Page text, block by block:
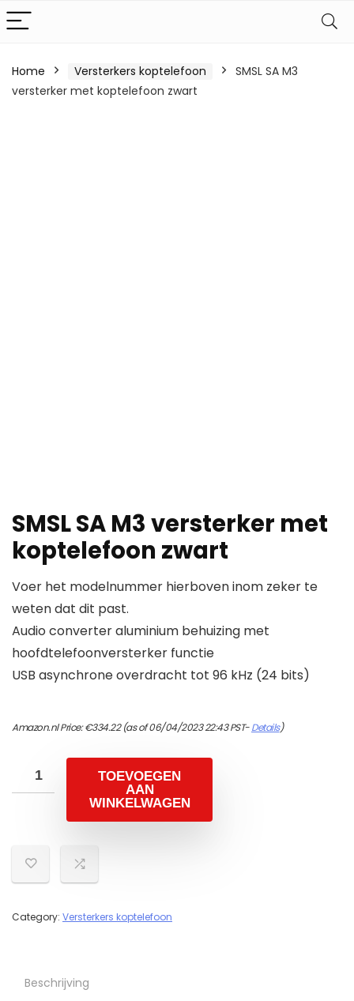
Home Versterkers koptelefoon
SMSL SA M3
versterker met koptelefoon zwart
SMSL SA M3 versterker met
koptelefoon zwart
Voer het modelnummer hierboven inom zeker te
weten dat dit past.
Audio converter aluminium behuizing met
hoofdtelefoonversterker functie
USB asynchrone overdracht tot 96 kHz (24 bits)
Amazon.nl Price:€334.22(as of 06/04/2023 22:43 PST-Details)
TOEVOEGEN
AAN
WINKELWAGEN
Category: Versterkers koptelefoon
Beschrijving